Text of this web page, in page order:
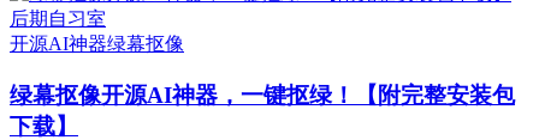
后期自习室
开源AI神器绿幕抠像
绿幕抠像开源AI神器，一键抠绿！【附完整安装包
下载】